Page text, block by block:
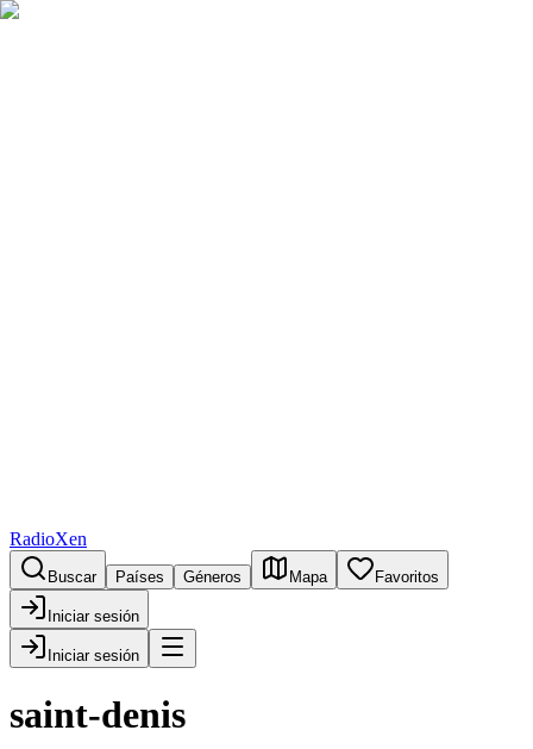
RadioXen
Buscar Países Géneros Mapa Favoritos
Iniciar sesión
Iniciar sesión
saint-denis